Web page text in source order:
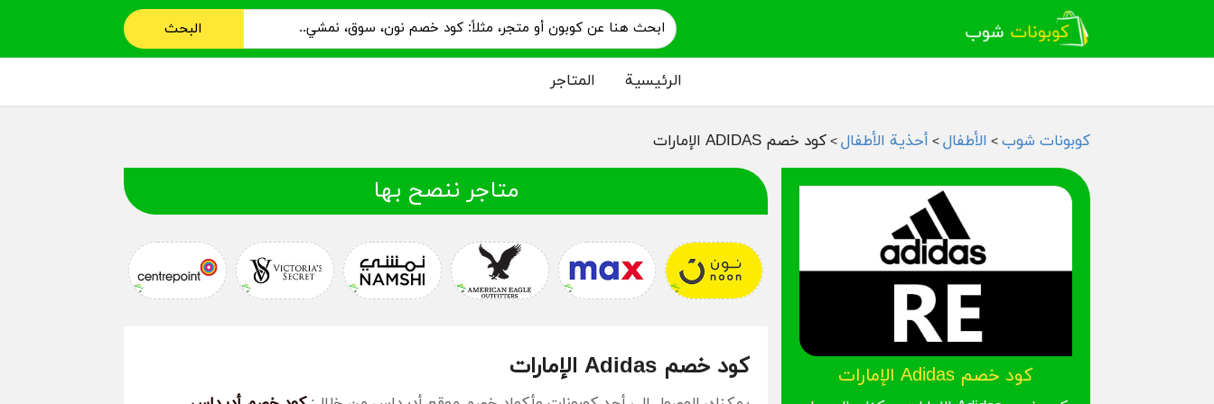
البحث
الرئيسية المتاجر
كوبونات شوب > الأطفال > أحذية الأطفال > كود خصم ADIDAS الإمارات
كود خصم Adidas الإمارات
متاجر ننصح بها
كود خصم Adidas الإمارات